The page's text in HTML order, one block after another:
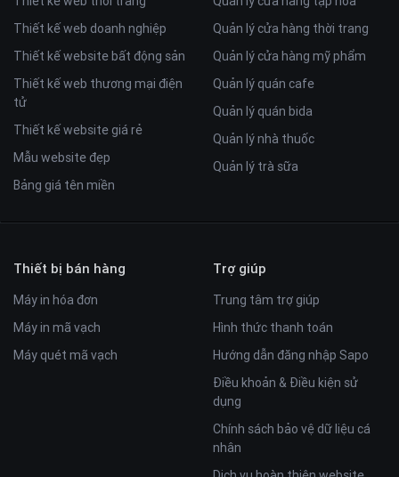
Thiết kế web doanh nghiệp
Thiết kế website bất động sản
Thiết kế web thương mại điện
tử
Thiết kế website giá rẻ
Mẫu website đẹp
Bảng giá tên miền
Quản lý cửa hàng thời trang
Quản lý cửa hàng mỹ phẩm
Quản lý quán cafe
Quản lý quán bida
Quản lý nhà thuốc
Quản lý trà sữa
Thiết bị bán hàng
Máy in hóa đơn
Máy in mã vạch
Máy quét mã vạch
Trợ giúp
Trung tâm trợ giúp
Hình thức thanh toán
Hướng dẫn đăng nhập Sapo
Điều khoản & Điều kiện sử
dụng
Chính sách bảo vệ dữ liệu cá
nhân